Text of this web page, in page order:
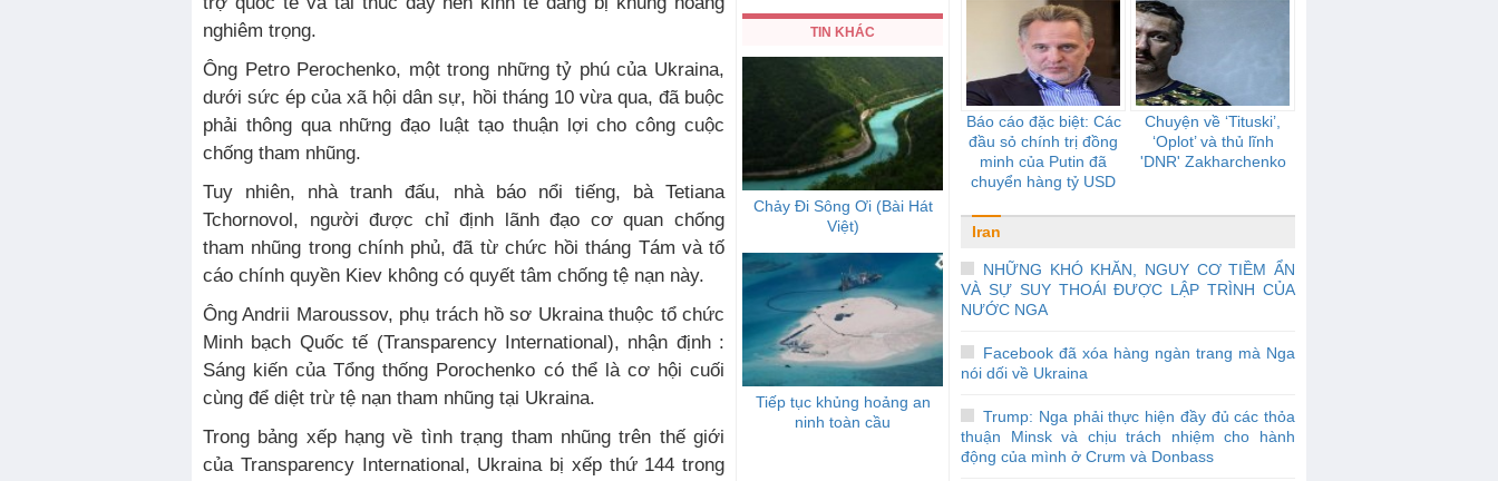
nghiêm trọng.
Ông Petro Perochenko, một trong những tỷ phú của Ukraina,
dưới sức ép của xã hội dân sự, hồi tháng 10 vừa qua, đã buộc
phải thông qua những đạo luật tạo thuận lợi cho công cuộc
chống tham nhũng.
Tuy nhiên, nhà tranh đấu, nhà báo nổi tiếng, bà Tetiana
Tchornovol, người được chỉ định lãnh đạo cơ quan chống
tham nhũng trong chính phủ, đã từ chức hồi tháng Tám và tố
cáo chính quyền Kiev không có quyết tâm chống tệ nạn này.
Ông Andrii Maroussov, phụ trách hồ sơ Ukraina thuộc tổ chức
Minh bạch Quốc tế (Transparency International), nhận định :
Sáng kiến của Tổng thống Porochenko có thể là cơ hội cuối
cùng để diệt trừ tệ nạn tham nhũng tại Ukraina.
Trong bảng xếp hạng về tình trạng tham nhũng trên thế giới
của Transparency International, Ukraina bị xếp thứ 144 trong
TIN KHÁC
Chảy Đi Sông Ơi (Bài Hát
Việt)
Tiếp tục khủng hoảng an
ninh toàn cầu
Báo cáo đặc biệt: Các
đầu sỏ chính trị đồng
minh của Putin đã
chuyển hàng tỷ USD
Chuyện về ‘Tituski’,
‘Oplot’ và thủ lĩnh
'DNR' Zakharchenko
Iran
NHỮNG KHÓ KHĂN, NGUY CƠ TIỀM ẨN
VÀ SỰ SUY THOÁI ĐƯỢC LẬP TRÌNH CỦA
NƯỚC NGA
Facebook đã xóa hàng ngàn trang mà Nga
nói dối về Ukraina
Trump: Nga phải thực hiện đầy đủ các thỏa
thuận Minsk và chịu trách nhiệm cho hành
động của mình ở Crưm và Donbass